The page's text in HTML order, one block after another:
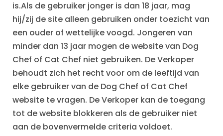
is.Als de gebruiker jonger is dan 18 jaar, mag
hij/zij de site alleen gebruiken onder toezicht van
een ouder of wettelijke voogd. Jongeren van
minder dan 13 jaar mogen de website van Dog
Chef of Cat Chef niet gebruiken. De Verkoper
behoudt zich het recht voor om de leeftijd van
elke gebruiker van de Dog Chef of Cat Chef
website te vragen. De Verkoper kan de toegang
tot de website blokkeren als de gebruiker niet
aan de bovenvermelde criteria voldoet.